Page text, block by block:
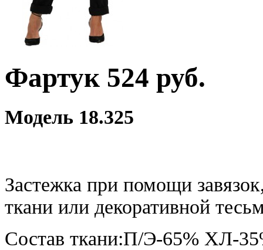
Фартук 524 руб.
Модель 18.325
Застежка при помощи
ткани или декоративной
Состав ткани:П/Э-65% ХЛ-